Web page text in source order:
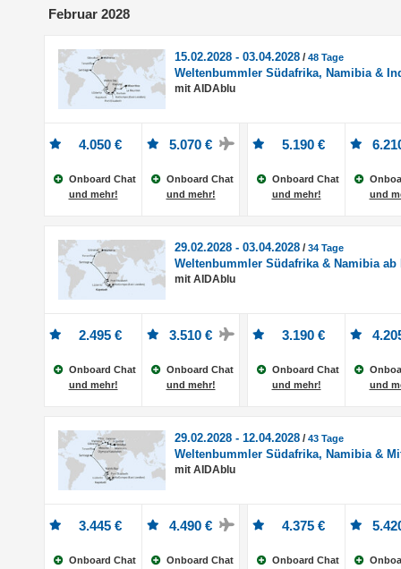
Februar 2028
15.02.2028 - 03.04.2028 /48 Tage
Weltenbummler Südafrika, Namibia &
mit AIDAblu
4.050 €
Onboard Chat
und mehr!
5.070 €
Onboard Chat
und mehr!
5.190 €
Onboard Chat
und mehr!
und
29.02.2028 - 03.04.2028 /34 Tage
Weltenbummler Südafrika & Namibia ab
mit AIDAblu
2.495 €
Onboard Chat
und mehr!
3.510 €
Onboard Chat
und mehr!
3.190 €
Onboard Chat
und mehr!
und
29.02.2028 - 12.04.2028 /43 Tage
Weltenbummler Südafrika, Namibia &
mit AIDAblu
3.445 €
Onboard Chat
4.490 €
Onboard Chat
4.375 €
Onboard Chat